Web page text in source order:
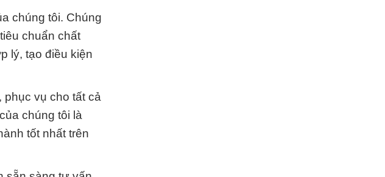
chúng tôi. Chúng
chuẩn chất
lý, tạo điều kiện
vụ cho tất cả
chúng tôi là
tốt nhất trên